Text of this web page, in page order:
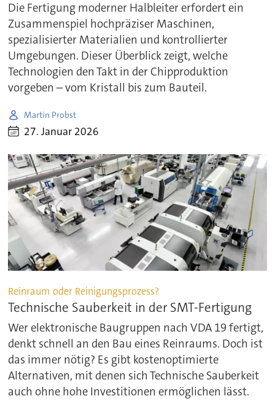
Die Fertigung moderner Halbleiter erfordert ein
Zusammenspiel hochpräziser Maschinen,
spezialisierter Materialien und kontrollierter
Umgebungen. Dieser Überblick zeigt, welche
Technologien den Takt in der Chipproduktion
vorgeben – vom Kristall bis zum Bauteil.
Martin Probst
27. Januar 2026
Reinraum oder Reinigungsprozess?
Technische Sauberkeit in der SMT-Fertigung
Wer elektronische Baugruppen nach VDA 19 fertigt,
denkt schnell an den Bau eines Reinraums. Doch ist
das immer nötig? Es gibt kostenoptimierte
Alternativen, mit denen sich Technische Sauberkeit
auch ohne hohe Investitionen ermöglichen lässt.